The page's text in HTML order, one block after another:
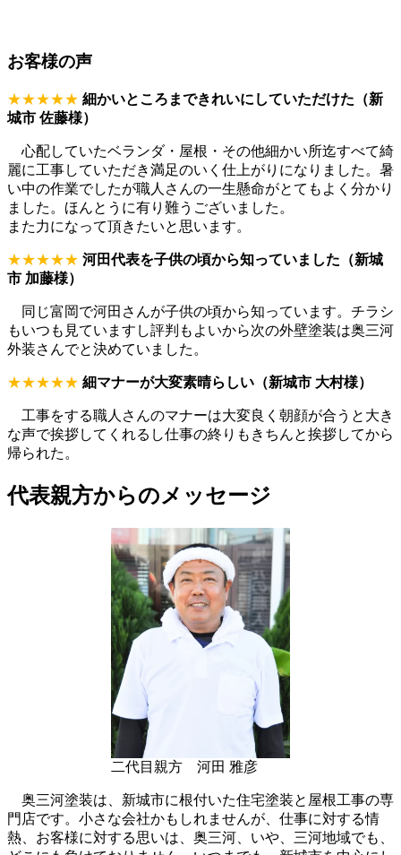
お客様の声
★★★★★ 細かいところまできれいにしていただけた（新
城市 佐藤様）
心配していたベランダ・屋根・その他細かい所迄すべて綺
麗に工事していただき満足のいく仕上がりになりました。暑
い中の作業でしたが職人さんの一生懸命がとてもよく分かり
ました。ほんとうに有り難うございました。
また力になって頂きたいと思います。
★★★★★ 河田代表を子供の頃から知っていました（新城
市 加藤様）
同じ富岡で河田さんが子供の頃から知っています。チラシ
もいつも見ていますし評判もよいから次の外壁塗装は奥三河
外装さんでと決めていました。
★★★★★ 細マナーが大変素晴らしい（新城市 大村様）
工事をする職人さんのマナーは大変良く朝顔が合うと大き
な声で挨拶してくれるし仕事の終りもきちんと挨拶してから
帰られた。
代表親方からのメッセージ
二代目親方 河田 雅彦
奥三河塗装は、新城市に根付いた住宅塗装と屋根工事の専
門店です。小さな会社かもしれませんが、仕事に対する情
熱、お客様に対する思いは、奥三河、いや、三河地域でも、